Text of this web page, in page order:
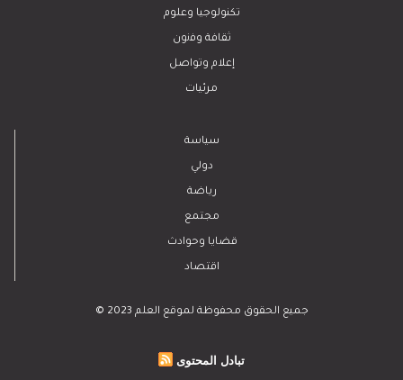
تكنولوجيا وعلوم
ﺛﻘﺎﻓﺔ وﻓﻧون
إعلام وتواصل
مرئيات
سياسة
دولي
رياضة
مجتمع
قضايا وحوادث
اقتصاد
© 2023 جميع الحقوق محفوظة لموقع العلم
تبادل المحتوى